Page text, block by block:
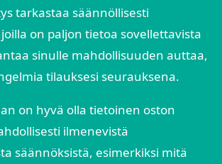
tarkastaa säännöllisesti
on paljon tietoa sovellettavista
sinulle mahdollisuuden auttaa,
tilauksesi seurauksena.
on hyvä olla tietoinen oston
ilmenevistä
säännöksistä, esimerkiksi mitä